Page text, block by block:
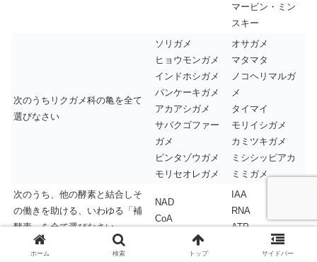
マービン・ミン
スキー
次のうちリクガメ科の亀を全て
選びなさい
ソリガメ
ヒョウモンガメ
インドホシガメ
パンケーキガメ
アカアシガメ
サバクゴファー
ガメ
ピンタゾウガメ
モリセオレガメ
オサガメ
マタマタ
ノコヘリマルガ
メ
タイマイ
モリイシガメ
カミツキガメ
ミシシッピアカ
ミミガメ
次のうち、他の酵素と結合しそ
の働きを助ける、いわゆる「補
酵素」を全て選びなさい
NAD
CoA
IAA
RNA
ATP
次のうち、上半身にある筋肉を
ホーム 検索 トップ サイドバー